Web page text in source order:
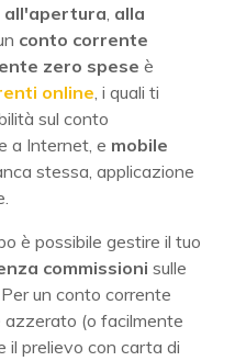
all'apertura, alla
conto corrente
zero spese è
online, i quali ti
sul conto
a Internet, e mobile
stessa, applicazione
è possibile gestire il tuo
commissioni sulle
un conto corrente
azzerato (o facilmente
il prelievo con carta di